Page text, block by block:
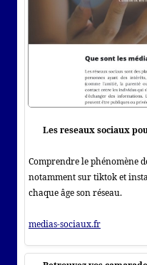
Les reseaux sociaux
Comprendre le phénomène
notamment sur tiktok et
chaque âge son réseau.
medias-sociaux.fr